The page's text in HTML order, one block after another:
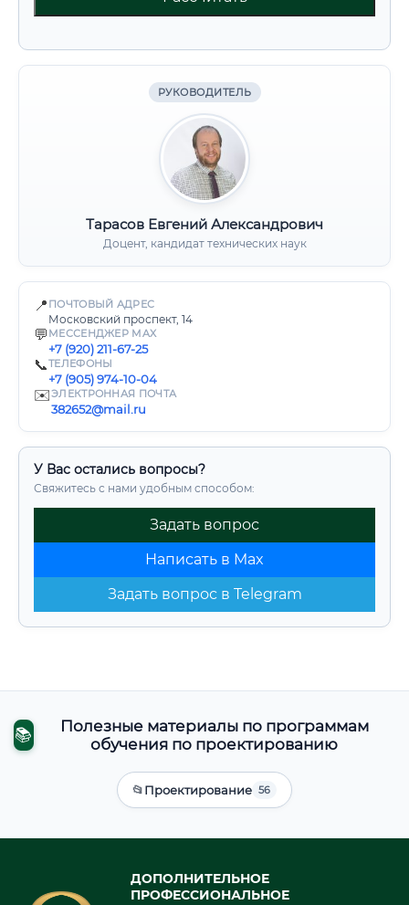
РУКОВОДИТЕЛЬ
Тарасов Евгений Александрович
Доцент, кандидат технических наук
📍 ПОЧТОВЫЙ АДРЕС
Московский проспект, 14
💬 МЕССЕНДЖЕР MAX
+7 (920) 211-67-25
📞ТЕЛЕФОНЫ
+7 (905) 974-10-04
✉️ЭЛЕКТРОННАЯ ПОЧТА
382652@mail.ru
У Вас остались вопросы?
Свяжитесь с нами удобным способом:
Задать вопрос
Написать в Max
Задать вопрос в Telegram
📚
Полезные материалы по программам
обучения по проектированию
📂Проектирование 56
ДОПОЛНИТЕЛЬНОЕ
ПРОФЕССИОНАЛЬНОЕ